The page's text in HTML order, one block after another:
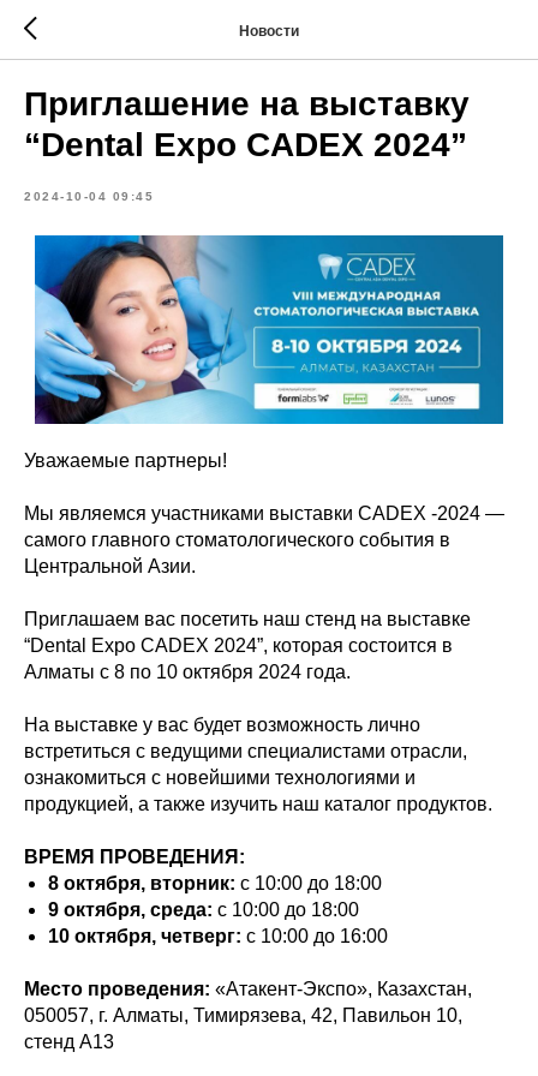
Новости
Приглашение на выставку
“Dental Expo CADEX 2024”
2024-10-04 09:45
Уважаемые партнеры!
Мы являемся участниками выставки CADEX -2024 —
самого главного стоматологического события в
Центральной Азии.
Приглашаем вас посетить наш стенд на выставке
“Dental Expo CADEX 2024”, которая состоится в
Алматы с 8 по 10 октября 2024 года.
На выставке у вас будет возможность лично
встретиться с ведущими специалистами отрасли,
ознакомиться с новейшими технологиями и
продукцией, а также изучить наш каталог продуктов.
ВРЕМЯ ПРОВЕДЕНИЯ:
8 октября, вторник: с 10:00 до 18:00
9 октября, среда: с 10:00 до 18:00
10 октября, четверг: с 10:00 до 16:00
Место проведения: «Атакент-Экспо», Казахстан,
050057, г. Алматы, Тимирязева, 42, Павильон 10,
стенд A13